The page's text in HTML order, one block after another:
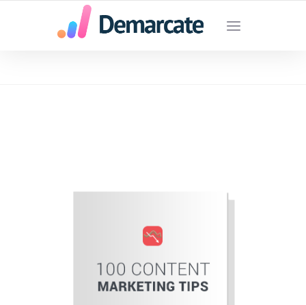
SU AGENCIA DE MARKETING DIGITAL EN
MEDELLIN